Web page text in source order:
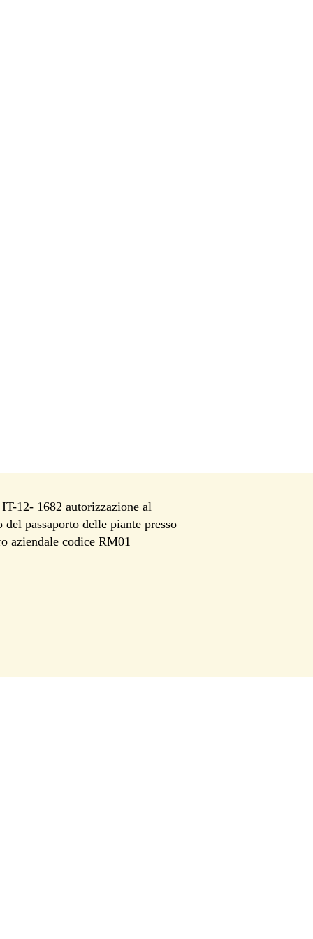
12- 1682 autorizzazione al
del passaporto delle piante presso
aziendale codice RM01